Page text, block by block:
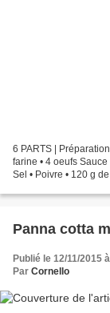
6 PARTS |
farine • 4 oeufs
Sel • Poivre • 120 g
Panna cotta
Publié le 12/11/2015
Par Cornello